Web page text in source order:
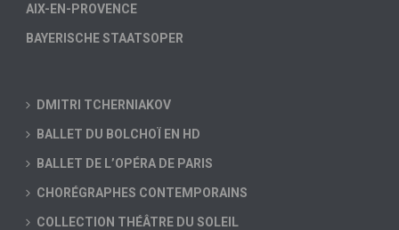
AIX-EN-PROVENCE
BAYERISCHE STAATSOPER
DMITRI TCHERNIAKOV
BALLET DU BOLCHOÏ EN HD
BALLET DE L’OPÉRA DE PARIS
CHORÉGRAPHES CONTEMPORAINS
COLLECTION THÉÂTRE DU SOLEIL